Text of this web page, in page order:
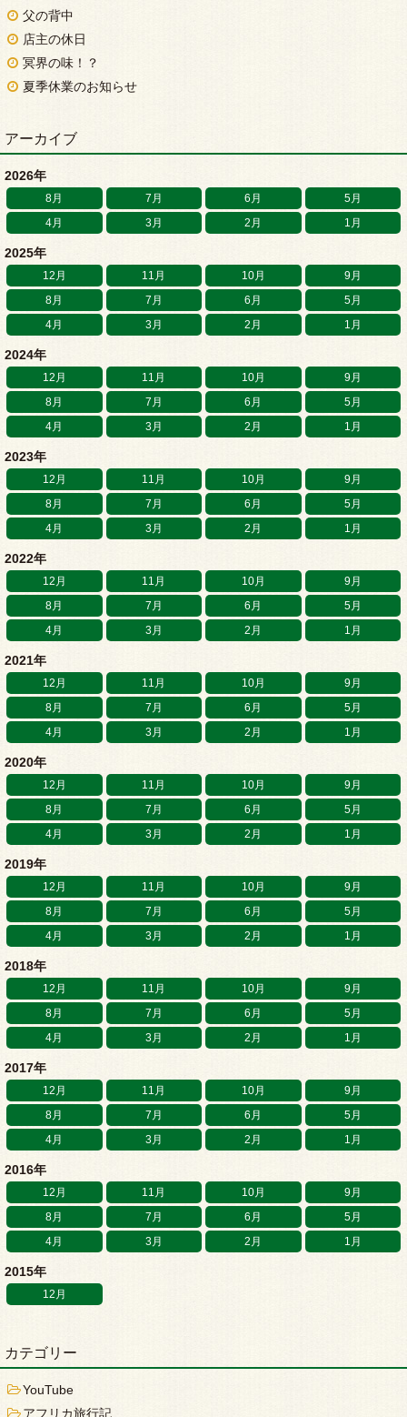
父の背中
店主の休日
冥界の味！？
夏季休業のお知らせ
アーカイブ
2026年
8月 7月 6月
5月
4月
3月 2月 1月
2025年
12月 11月 10月
9月
8月
7月 6月
5月
4月
3月 2月 1月
2024年
12月 11月 10月
9月
8月
7月 6月
5月
4月
3月 2月 1月
2023年
12月 11月 10月
9月
8月
7月 6月
5月
4月
3月 2月 1月
2022年
12月 11月 10月
9月
8月
7月 6月
5月
4月
3月 2月 1月
2021年
12月 11月 10月
9月
8月
7月 6月
5月
4月
3月 2月 1月
2020年
12月 11月 10月
9月
8月
7月 6月
5月
4月
3月 2月 1月
2019年
12月 11月 10月
9月
8月
7月 6月
5月
4月
3月 2月 1月
2018年
12月 11月 10月
9月
8月
7月 6月
5月
4月
3月 2月 1月
2017年
12月 11月 10月
9月
8月
7月 6月
5月
4月
3月 2月 1月
2016年
12月 11月 10月
9月
8月
7月 6月
5月
4月
3月 2月 1月
2015年
12月
カテゴリー
YouTube
アフリカ旅行記